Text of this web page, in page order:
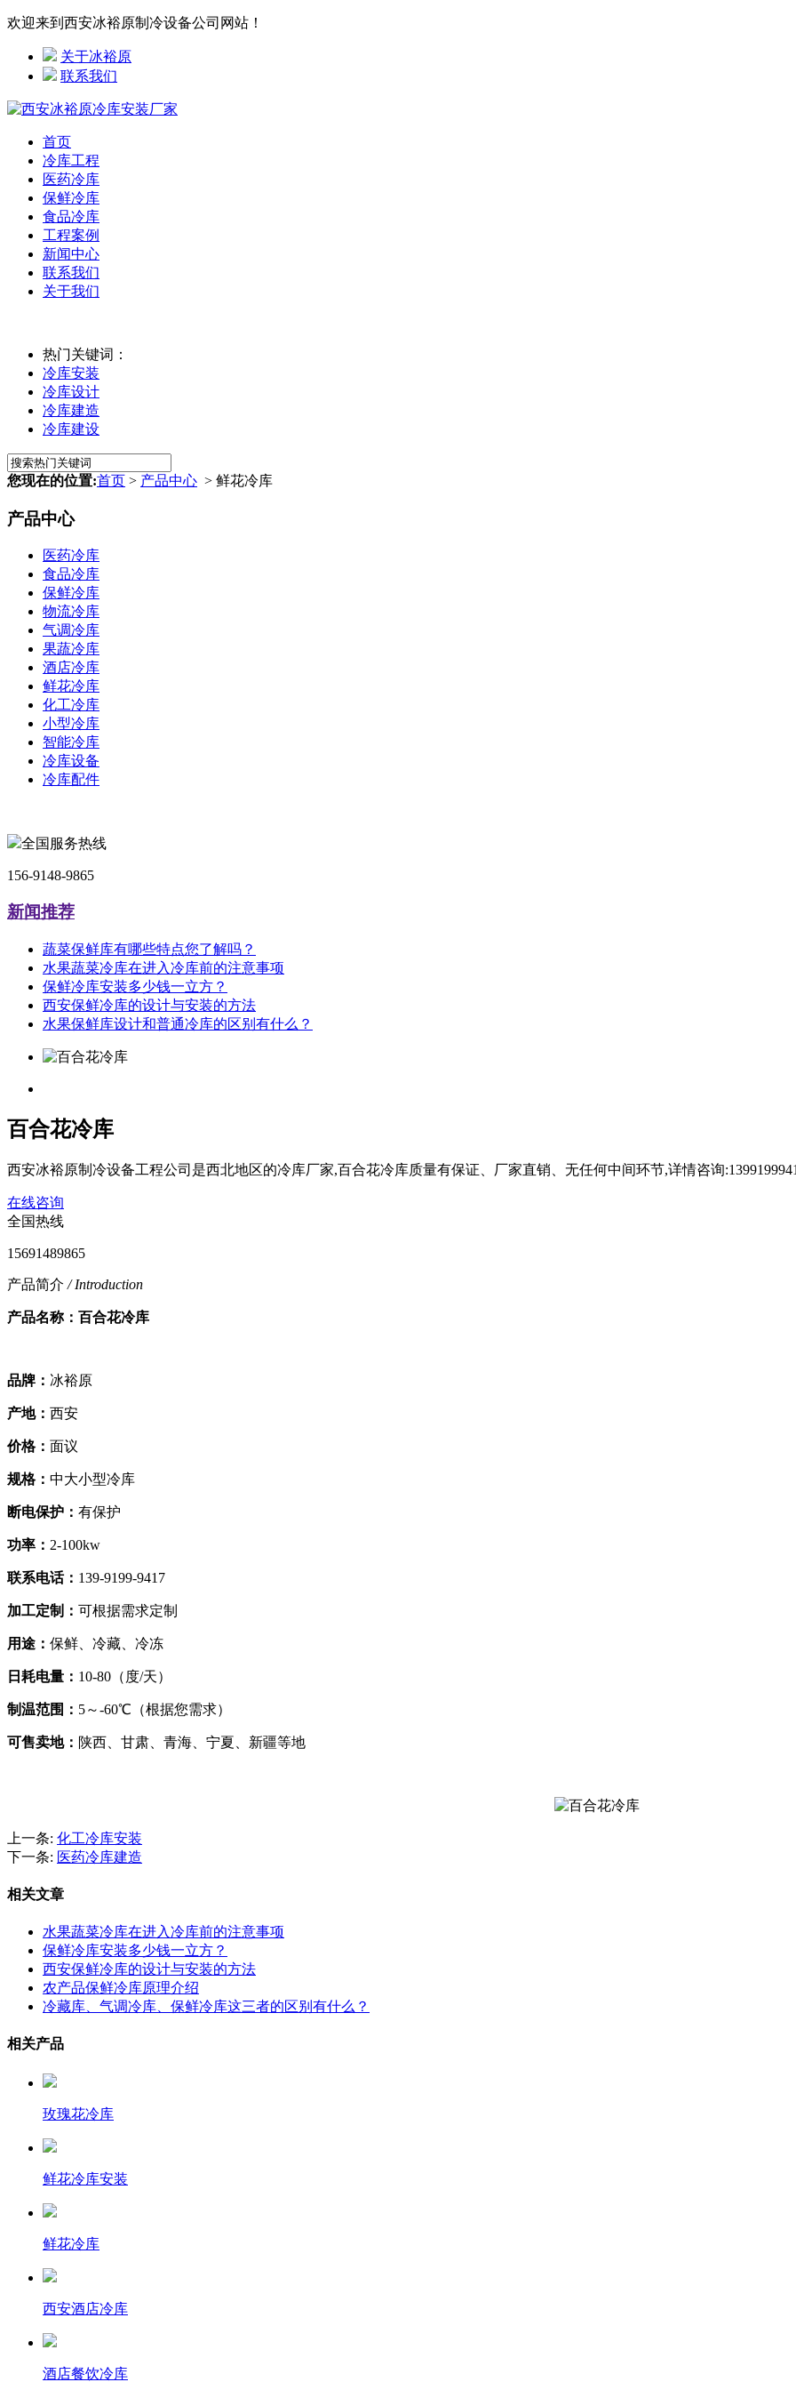
欢迎来到西安冰裕原制冷设备公司网站！
关于冰裕原
联系我们
首页
冷库工程
医药冷库
保鲜冷库
食品冷库
工程案例
新闻中心
联系我们
关于我们
热门关键词：
冷库安装
冷库设计
冷库建造
冷库建设
您现在的位置:首页 > 产品中心 > 鲜花冷库
产品中心
医药冷库
食品冷库
保鲜冷库
物流冷库
气调冷库
果蔬冷库
酒店冷库
鲜花冷库
化工冷库
小型冷库
智能冷库
冷库设备
冷库配件
全国服务热线
156-9148-9865
新闻推荐
蔬菜保鲜库有哪些特点您了解吗？
水果蔬菜冷库在进入冷库前的注意事项
保鲜冷库安装多少钱一立方？
西安保鲜冷库的设计与安装的方法
水果保鲜库设计和普通冷库的区别有什么？
百合花冷库
西安冰裕原制冷设备工程公司是西北地区的冷库厂家,百合花冷库质量有保证、厂家直销、无任何中间环节,详情咨询
在线咨询
全国热线
15691489865
产品简介 / Introduction
产品名称：百合花冷库
品牌： 冰裕原
产地： 西安
价格： 面议
规格： 中大小型冷库
断电保护： 有保护
功率： 2-100kw
联系电话： 139-9199-9417
加工定制： 可根据需求定制
用途： 保鲜、冷藏、冷冻
日耗电量： 10-80 （度/天）
制温范围： 5～-60℃（根据您需求）
可售卖地： 陕西、甘肃、青海、宁夏、新疆等地
上一条: 化工冷库安装
下一条: 医药冷库建造
相关文章
水果蔬菜冷库在进入冷库前的注意事项
保鲜冷库安装多少钱一立方？
西安保鲜冷库的设计与安装的方法
农产品保鲜冷库原理介绍
冷藏库、气调冷库、保鲜冷库这三者的区别有什么？
相关产品
玫瑰花冷库
鲜花冷库安装
鲜花冷库
西安酒店冷库
酒店餐饮冷库